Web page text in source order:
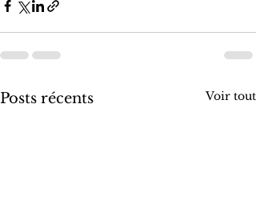
Posts récents Voir tout